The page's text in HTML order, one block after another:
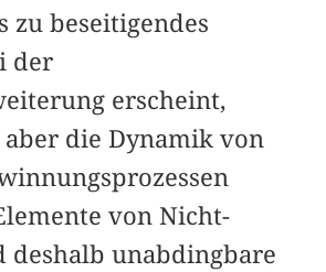
zu beseitigendes
der
erscheint,
die Dynamik von
von Nicht-
deshalb unabdingbare